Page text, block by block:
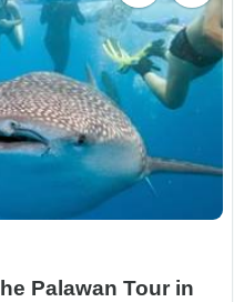
Palawan Tour in